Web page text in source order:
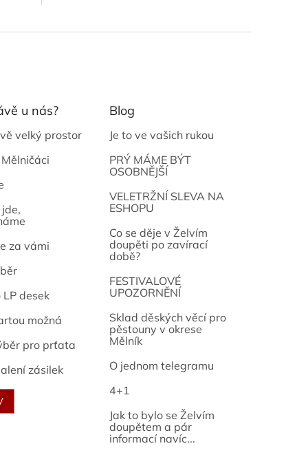
u nás?
velký prostor
za vámi
desek
možná
pro prťata
zásilek
Blog
Je to ve vašich rukou
PRÝ MÁME BÝT
OSOBNĚJŠÍ
VELETRŽNÍ SLEVA NA
ESHOPU
Co se děje v Želvím
doupěti po zavírací
době?
FESTIVALOVÉ
UPOZORNĚNÍ
Sklad děských věcí pro
pěstouny v okrese
Mělník
O jednom telegramu
4+1
Jak to bylo se Želvím
doupětem a pár
informací navíc...